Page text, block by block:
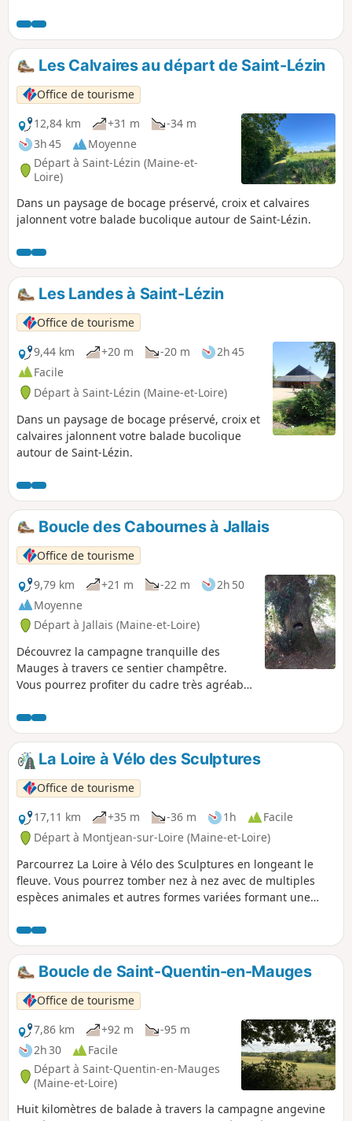
vallée remarquablement préservée qui
héberge d'intéressantes espèces animales et
végétales.
Les Calvaires au départ de Saint-Lézin
Office de tourisme
12,84 km
+31 m
-34 m
3h 45
Moyenne
Départ à Saint-Lézin (Maine-et-
Loire)
Dans un paysage de bocage préservé, croix et calvaires
jalonnent votre balade bucolique autour de Saint-Lézin.
Les Landes à Saint-Lézin
Office de tourisme
9,44 km
+20 m -20 m
2h 45
Facile
Départ à Saint-Lézin (Maine-et-Loire)
Dans un paysage de bocage préservé, croix et
calvaires jalonnent votre balade bucolique
autour de Saint-Lézin.
Boucle des Cabournes à Jallais
Office de tourisme
9,79 km
+21 m -22 m
2h 50
Moyenne
Départ à Jallais (Maine-et-Loire)
Découvrez la campagne tranquille des
Mauges à travers ce sentier champêtre.
Vous pourrez profiter du cadre très agréable
traversant des espaces boisés ombragés.
Vous traverserez des milieux et espaces
allant de la route de campagne avec une vue
dégagée sur les champs aux chemins creux
bordés de chênes. À proximité du parking,
vous pourrez trouver les vestiges d’un
ancien moulin, désormais lieu à la mémoire
de Jean-Nicolas Stofflet, général de la Guerre
de Vendée.
La Loire à Vélo des Sculptures
Office de tourisme
17,11 km
+35 m -36 m 1h
Facile
Départ à Montjean-sur-Loire (Maine-et-Loire)
Parcourrez La Loire à Vélo des Sculptures en longeant le
fleuve. Vous pourrez tomber nez à nez avec de multiples
espèces animales et autres formes variées formant une
monumentales (et quelques fresques peintes) accompagne
votre balade sur environ 17 km et vous invite à des
moments de contemplation en faisant appel à votre
imaginaire et votre interprétation.
Boucle de Saint-Quentin-en-Mauges
Office de tourisme
7,86 km
+92 m
-95 m
2h 30
Facile
Départ à Saint-Quentin-en-Mauges
(Maine-et-Loire)
Huit kilomètres de balade à travers la campagne angevine